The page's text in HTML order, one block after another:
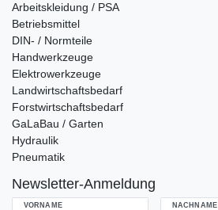
Arbeitskleidung / PSA
Betriebsmittel
DIN- / Normteile
Handwerkzeuge
Elektrowerkzeuge
Landwirtschaftsbedarf
Forstwirtschaftsbedarf
GaLaBau / Garten
Hydraulik
Pneumatik
Newsletter-Anmeldung
VORNAME NACHNAME